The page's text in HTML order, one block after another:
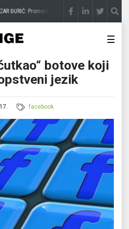
ĐURIĆ: Promocija potencijal pretvara u destinaciju
☰
botove koji
jezik
facebook